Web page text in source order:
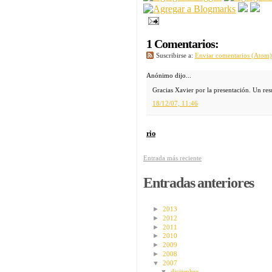
1 Comentarios:
Suscribirse a: Enviar comentarios (Atom)
Anónimo dijo...
Gracias Xavier por la presentación. Un
18/12/07, 11:46
rio
Entrada más reciente
Entradas anteriores
► 2013
► 2012
► 2011
► 2010
► 2009
► 2008
▼ 2007